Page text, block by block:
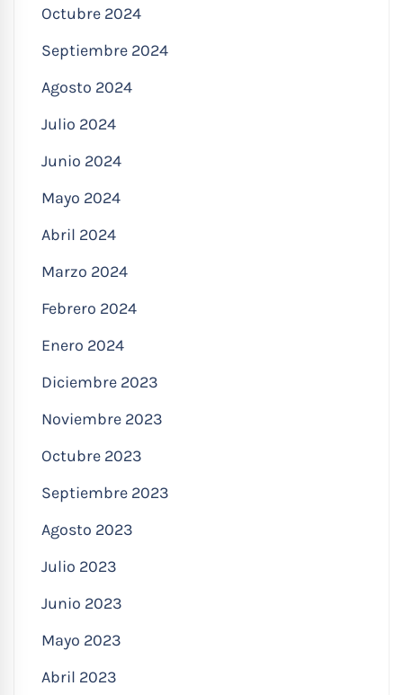
Octubre 2024
Septiembre 2024
Agosto 2024
Julio 2024
Junio 2024
Mayo 2024
Abril 2024
Marzo 2024
Febrero 2024
Enero 2024
Diciembre 2023
Noviembre 2023
Octubre 2023
Septiembre 2023
Agosto 2023
Julio 2023
Junio 2023
Mayo 2023
Abril 2023